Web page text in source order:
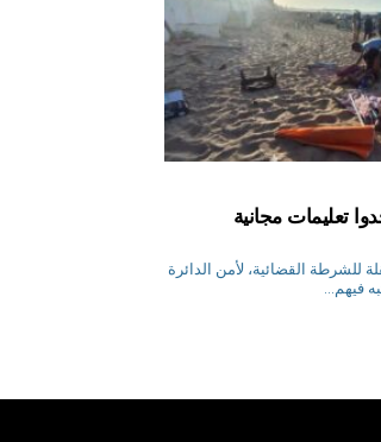
تحدوا تعليمات مجانية
للشرطة القضائية، لأمن الدائرة